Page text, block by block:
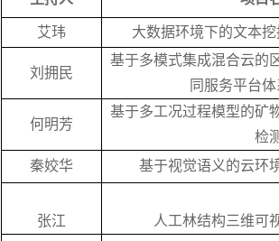
艾玮 大数据环境下的文本
刘拥民
基于多模式集成混合云的
同服务平台
何明芳
基于多工况过程模型的矿
检
秦姣华 基于视觉语义的云环
张江 人工林结构三维可